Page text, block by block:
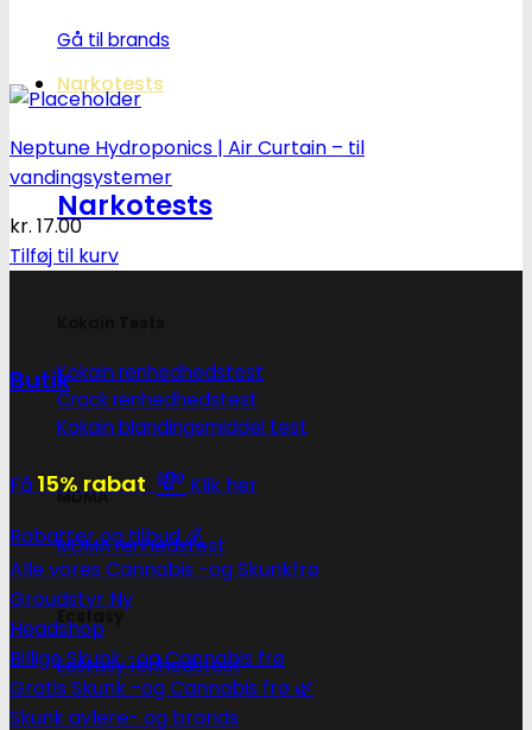
Gå til brands
Narkotests
Narkotests
Kokain renhedhedstest
Crack renhedhedstest
Kokain blandingsmiddel test
MDMA
MDMA renhedstest
Ecstasy
Ecstasy renhedstest
Neptune Hydroponics | Air Curtain – til
vandingsystemer
kr. 17.00
Tilføj til kurv
Butik
Få 15% rabat 💸 Klik her
Rabatter og tilbud 💰
Alle vores Cannabis -og Skunkfrø
Groudstyr
Headshop
Billige Skunk -og Cannabis frø
Gratis Skunk -og Cannabis frø 🌿
Skunk avlere- og brands